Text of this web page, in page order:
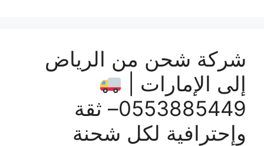
شركة شحن من الرياض
إلى الإمارات |
0553885449– ثقة
وإحترافية لكل شحنة